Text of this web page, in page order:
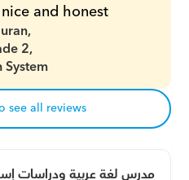
and honest
2,
System
see all reviews